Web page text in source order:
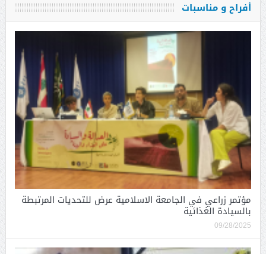
أفراح و مناسبات
مؤتمر زراعي في الجامعة الاسلامية عرض للتحديات المرتبطة
بالسيادة الغذائية
09/28/2025